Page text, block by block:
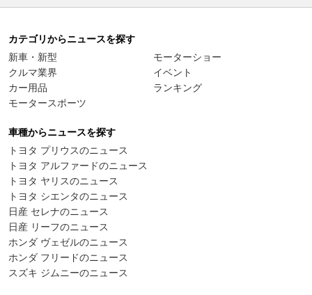
カテゴリからニュースを探す
新車・新型
クルマ業界
カー用品
モータースポーツ
モーターショー
イベント
ランキング
車種からニュースを探す
トヨタ プリウスのニュース
トヨタ アルファードのニュース
トヨタ ヤリスのニュース
トヨタ シエンタのニュース
日産 セレナのニュース
日産 リーフのニュース
ホンダ ヴェゼルのニュース
ホンダ フリードのニュース
スズキ ジムニーのニュース